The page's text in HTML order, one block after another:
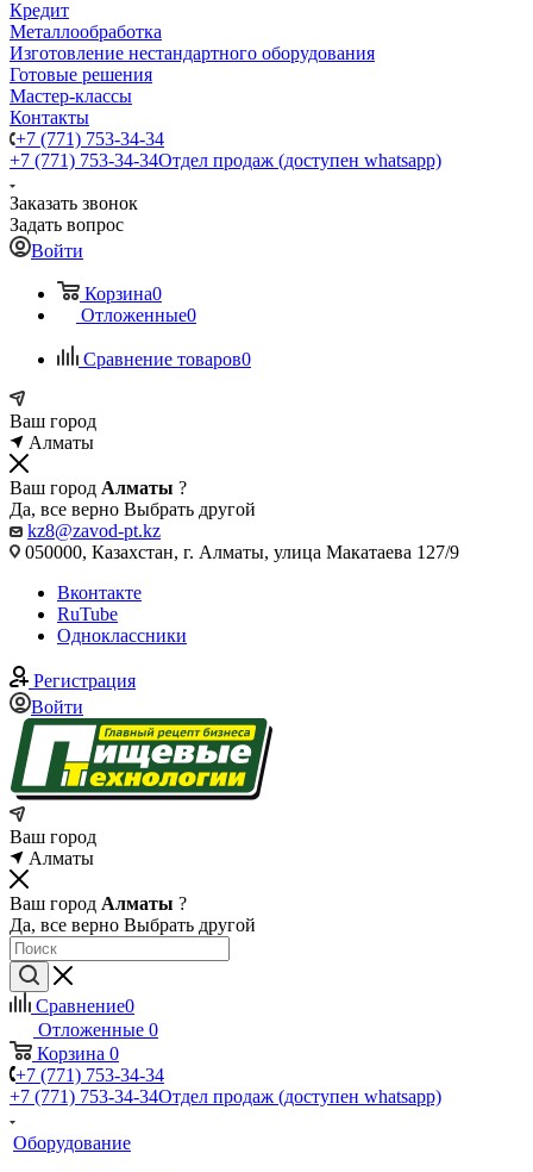
Кредит
Металлообработка
Изготовление нестандартного оборудования
Готовые решения
Мастер-классы
Контакты
+7 (771) 753-34-34
+7 (771) 753-34-34Отдел продаж (доступен whatsapp)
Заказать звонок
Задать вопрос
Войти
Корзина0
Отложенные0
Сравнение товаров0
Ваш город
Алматы
Ваш город Алматы ?
Да, все верно Выбрать другой
kz8@zavod-pt.kz
050000, Казахстан, г. Алматы, улица Макатаева 127/9
Вконтакте
RuTube
Одноклассники
Регистрация
Войти
Ваш город
Алматы
Ваш город Алматы ?
Да, все верно Выбрать другой
Сравнение0
Отложенные 0
Корзина 0
+7 (771) 753-34-34
+7 (771) 753-34-34Отдел продаж (доступен whatsapp)
Оборудование